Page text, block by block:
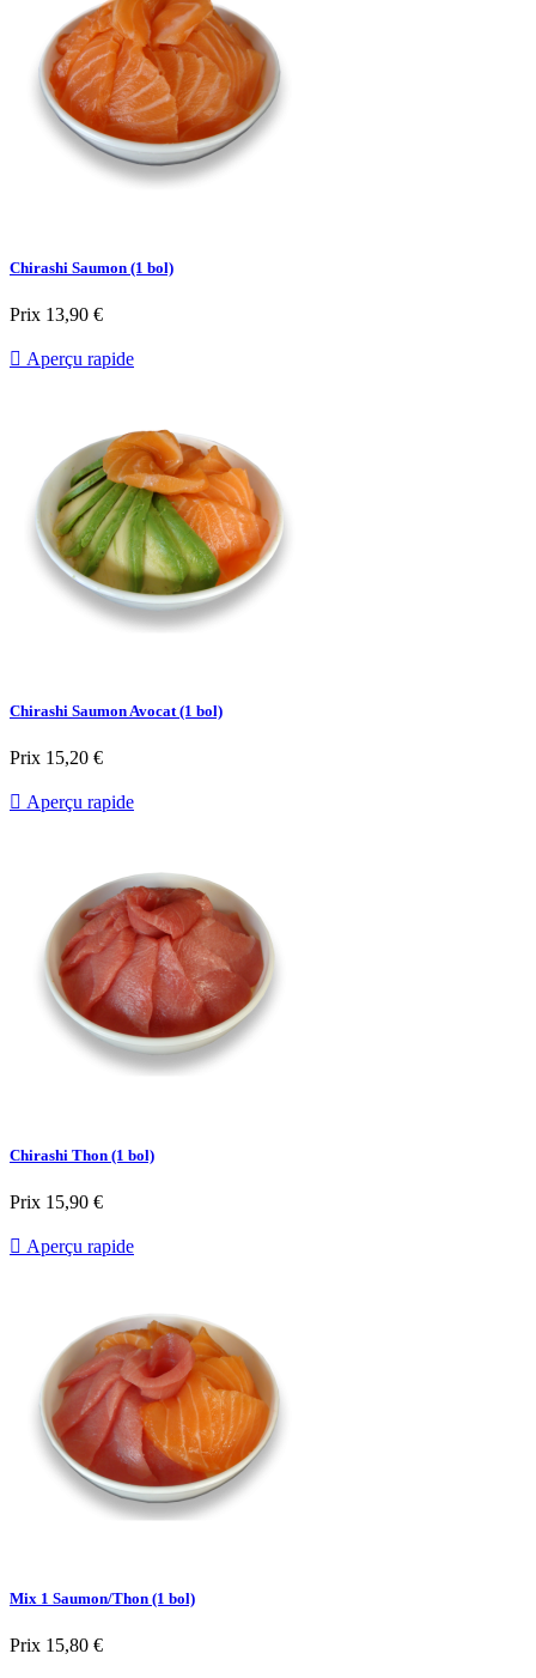
Chirashi Saumon (1 bol)
Prix 13,90 €
 Aperçu rapide
Chirashi Saumon Avocat (1 bol)
Prix 15,20 €
 Aperçu rapide
Chirashi Thon (1 bol)
Prix 15,90 €
 Aperçu rapide
Mix 1 Saumon/Thon (1 bol)
Prix 15,80 €